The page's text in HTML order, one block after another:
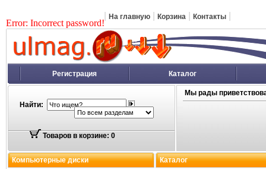
Error: Incorrect password!
На главную Корзина Контакты
Регистрация Каталог
Найти:
Товаров в корзине: 0
Мы рады
Компьютерные диски
Каталог